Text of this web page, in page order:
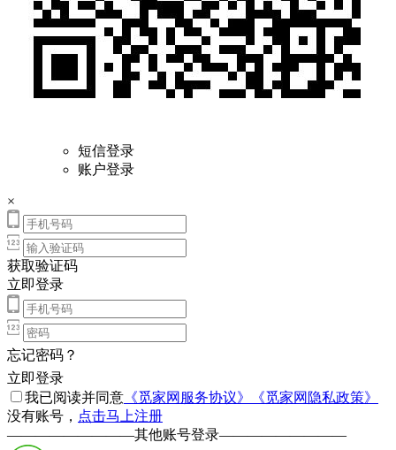
短信登录
账户登录
×
获取验证码
立即登录
忘记密码？
立即登录
我已阅读并同意 《觅家网服务协议》
《觅家网隐私政策》
没有账号， 点击马上注册
—————————其他账号登录—————————